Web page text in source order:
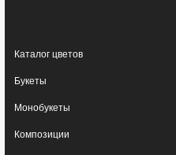
Каталог цветов
Букеты
Монобукеты
Композиции